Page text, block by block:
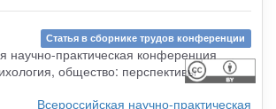
Статья в сборнике трудов конференции
Всероссийская научно-практическая